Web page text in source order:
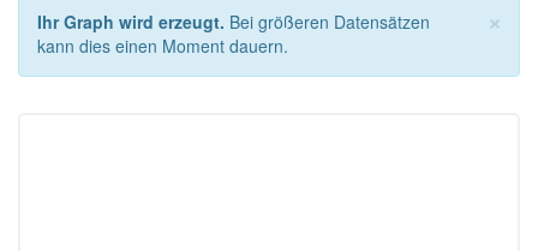
×
Ihr Graph wird erzeugt. Bei größeren Datensätzen
kann dies einen Moment dauern.